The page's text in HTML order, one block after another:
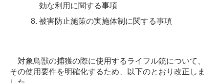
効な利用に関する事項
被害防止施策の実施体制に関する事項
対象鳥獣の捕獲の際に使用するライフル銃について、
その使用要件を明確化するため、以下のとおり改正しま